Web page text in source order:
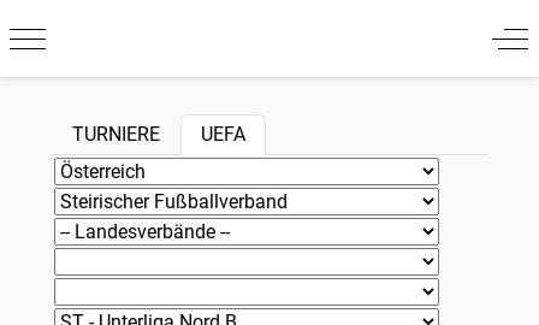
Mobile Menu Toggle
TURNIERE UEFA